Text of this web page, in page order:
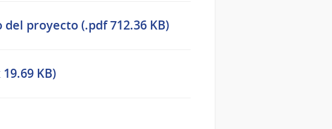
proyecto (.pdf 712.36 KB)
KB)